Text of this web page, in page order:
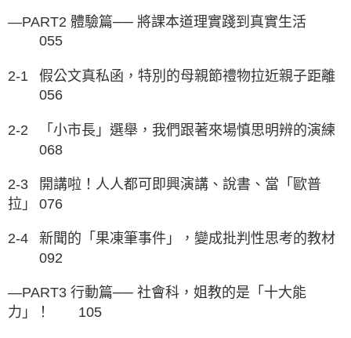
—PART2 體驗篇── 將課本道理實踐到真實生活
055
2-1
假公文真私函，特別的母親節禮物拉近親子距離
056
2-2
「小市長」選舉，我們跟著來場慎思明辨的演練
068
2-3
開講啦！人人都可即興演講、說書、當「歐普
拉」
076
2-4
新聞的「果凍筆事件」，變成批判性思考的教材
092
—PART3 行動篇── 社會科，姐教的是「十大能
力」！
105